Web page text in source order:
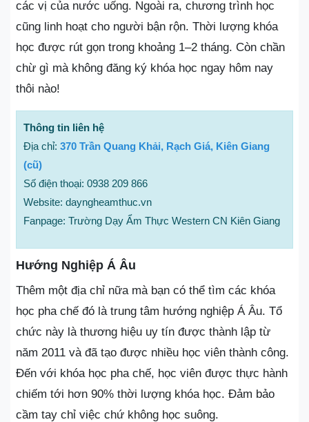
các vị của nước uống. Ngoài ra, chương trình học
cũng linh hoạt cho người bận rộn. Thời lượng khóa
học được rút gọn trong khoảng 1–2 tháng. Còn chần
chừ gì mà không đăng ký khóa học ngay hôm nay
thôi nào!
Thông tin liên hệ
Địa chỉ: 370 Trần Quang Khải, Rạch Giá, Kiên Giang
(cũ)
Số điện thoại: 0938 209 866
Website: dayngheamthuc.vn
Fanpage: Trường Dạy Ẩm Thực Western CN Kiên Giang
Hướng Nghiệp Á Âu
Thêm một địa chỉ nữa mà bạn có thể tìm các khóa
học pha chế đó là trung tâm hướng nghiệp Á Âu. Tổ
chức này là thương hiệu uy tín được thành lập từ
năm 2011 và đã tạo được nhiều học viên thành công.
Đến với khóa học pha chế, học viên được thực hành
chiếm tới hơn 90% thời lượng khóa học. Đảm bảo
cầm tay chỉ việc chứ không học suông.